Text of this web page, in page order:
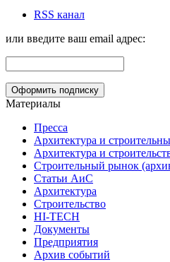
RSS канал
или введите ваш email адрес:
Материалы
Пресса
Архитектура и
Архитектура и
Строительный рынок
Статьи АиС
Архитектура
Строительство
HI-TECH
Документы
Предприятия
Архив событий